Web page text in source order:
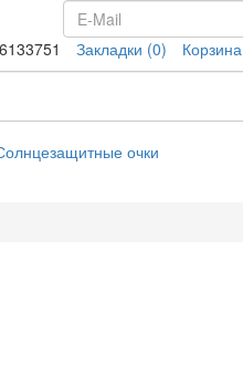
Закладки (0) Корзина
очки